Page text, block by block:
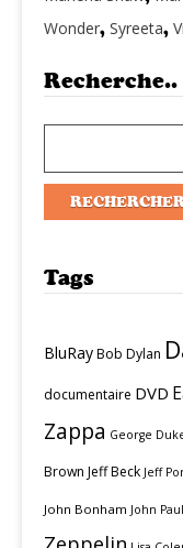
Wonder, Syreeta,
Recherche..
Tags
BluRayBob Dylan
documentaire DVD
Zappa George
Brown Jeff Beck Jeff
John Bonham John